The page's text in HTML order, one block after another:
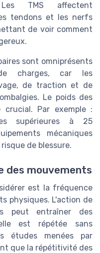
TMS affectent
tendons et les nerfs
de voir comment
sont omniprésents
charges, car les
de traction et de
Le poids des
Par exemple :
supérieures à 25
mécaniques
de blessure.
des mouvements
est la fréquence
physiques. L'action de
peut entraîner des
est répétée sans
études menées par
que la répétitivité des